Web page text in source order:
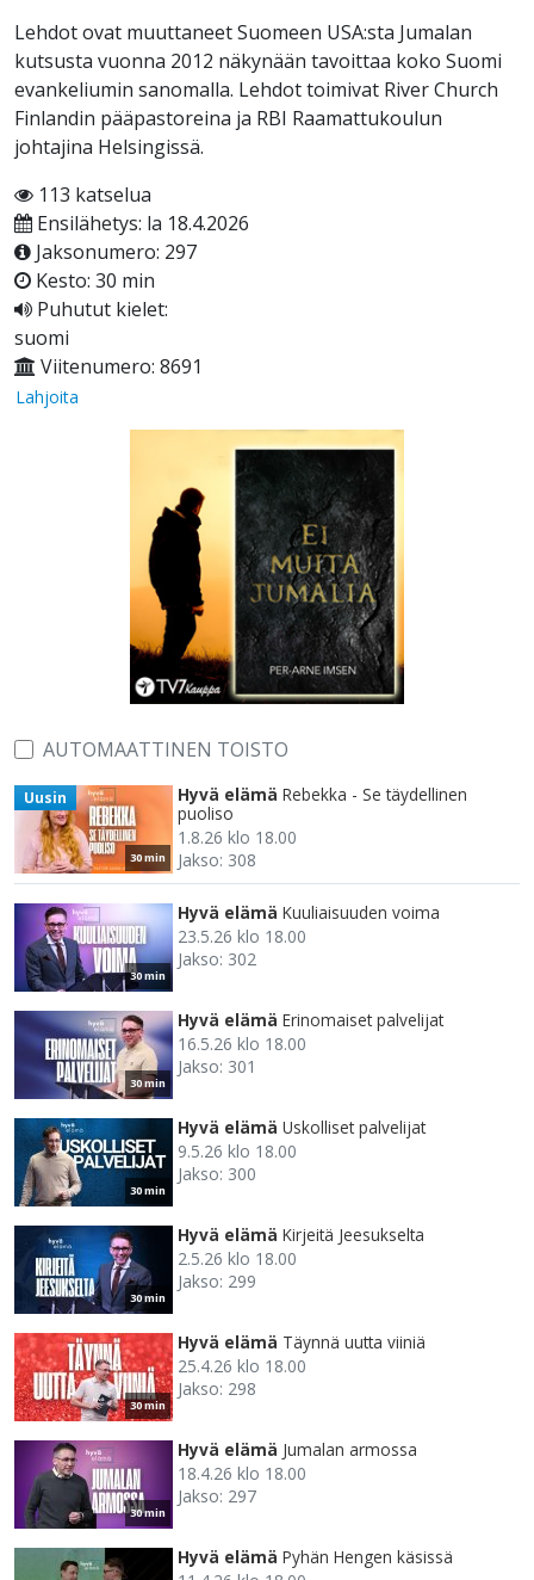
Lehdot ovat muuttaneet Suomeen USA:sta Jumalan
kutsusta vuonna 2012 näkynään tavoittaa koko Suomi
evankeliumin sanomalla. Lehdot toimivat River Church
Finlandin pääpastoreina ja RBI Raamattukoulun
johtajina Helsingissä.
113 katselua
Ensilähetys: la 18.4.2026
Jaksonumero: 297
Kesto: 30 min
Puhutut kielet:
suomi
Viitenumero: 8691
Lahjoita
AUTOMAATTINEN TOISTO
30 min
Uusin Hyvä elämä Rebekka - Se täydellinen
puoliso
1.8.26 klo 18.00
Jakso: 308
30 min
Hyvä elämä Kuuliaisuuden voima
23.5.26 klo 18.00
Jakso: 302
30 min
Hyvä elämä Erinomaiset palvelijat
16.5.26 klo 18.00
Jakso: 301
30 min
Hyvä elämä Uskolliset palvelijat
9.5.26 klo 18.00
Jakso: 300
30 min
Hyvä elämä Kirjeitä Jeesukselta
2.5.26 klo 18.00
Jakso: 299
30 min
Hyvä elämä Täynnä uutta viiniä
25.4.26 klo 18.00
Jakso: 298
30 min
Hyvä elämä Jumalan armossa
18.4.26 klo 18.00
Jakso: 297
Hyvä elämä Pyhän Hengen käsissä